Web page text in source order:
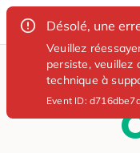
Désolé, une
Veuillez
persiste, veuillez
technique à
Event ID: